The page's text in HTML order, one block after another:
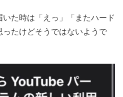
た時は「えっ」「またハード
たけどそうではないようで